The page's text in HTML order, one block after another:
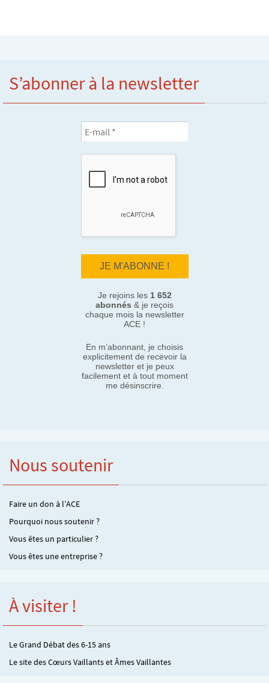
S’abonner à la newsletter
Je rejoins les 1 652
abonnés & je reçois
chaque mois la newsletter
ACE !
En m’abonnant, je choisis
explicitement de recevoir la
newsletter et je peux
facilement et à tout moment
me désinscrire.
Nous soutenir
Faire un don à l’ACE
Pourquoi nous soutenir ?
Vous êtes un particulier ?
Vous êtes une entreprise ?
À visiter !
Le Grand Débat des 6-15 ans
Le site des Cœurs Vaillants et Âmes Vaillantes